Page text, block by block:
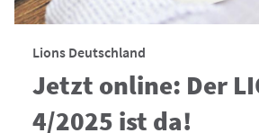
Lions Deutschland
Jetzt online: Der
4/2025 ist da!